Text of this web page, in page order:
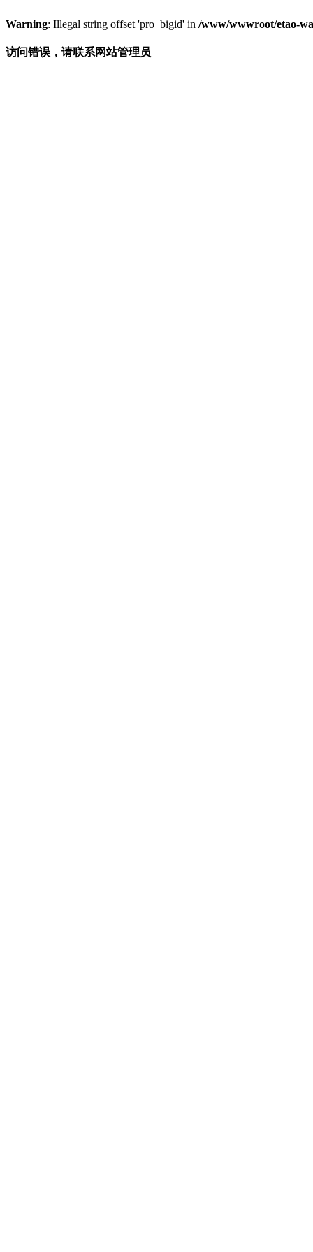
Warning: Illegal string offset 'pro_bigid' in /www/wwwroot/etao-
访问错误，请联系网站管理员